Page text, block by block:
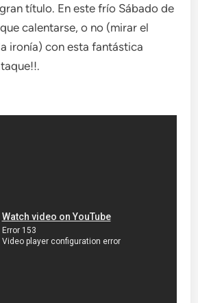
título. En este frío Sábado de
calentarse, o no (mirar el
ironía) con esta fantástica